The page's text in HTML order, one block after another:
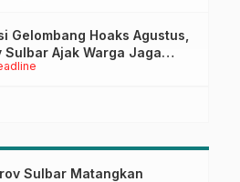
Gelombang Hoaks Agustus,
Sulbar Ajak Warga Jaga
Sulbar Matangkan